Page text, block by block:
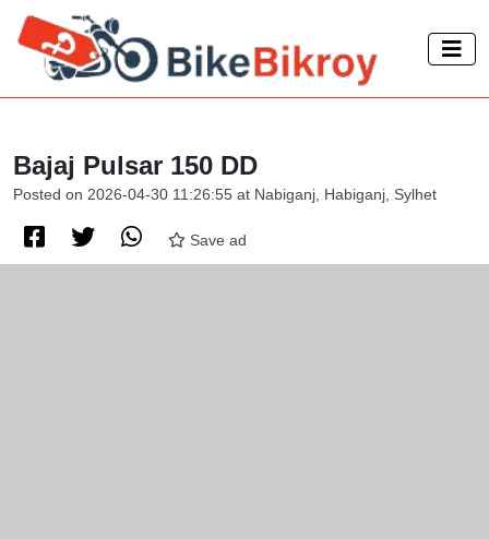
Bajaj Pulsar 150 DD
Posted on 2026-04-30 11:26:55 at Nabiganj, Habiganj, Sylhet
Save ad